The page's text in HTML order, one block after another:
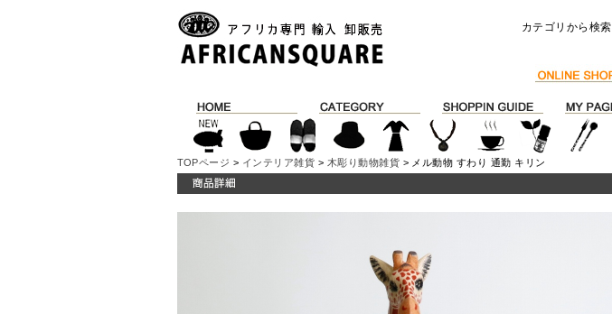
カテゴリから検索
TOPページ > インテリア雑貨 > 木彫り動物雑貨 > メル動物 すわり 通勤 キリン